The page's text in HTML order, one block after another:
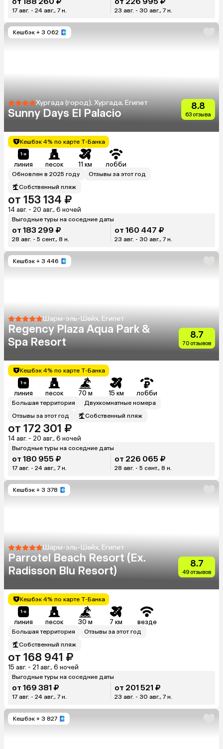
17 авг. - 24 авг., 7 н. 23 авг. - 30 авг., 7 н.
Кешбэк + 3 062
Хургада (город), Хургада, Египет
Sunny Days El Palacio
8.8
63 отзыва
Кешбэк 4% по карте Т-Банка
линия песок 11 км лобби
Обновлен в 2025 году
Отзывы за этот год
Собственный пляж
от 153 134 ₽
14 авг. - 20 авг., 6 ночей
Выгодные туры на соседние даты
от 183 299 ₽
28 авг. - 5 сент., 8 н.
от 160 447 ₽
23 авг. - 30 авг., 7 н.
Кешбэк + 3 446
Шарм-эль-Шейх, Египет
Regency Plaza Aqua Park &
Spa Resort
8.7
70 отзывов
Кешбэк 4% по карте Т-Банка
линия песок 70 м 15 км лобби
Большая территория
Двухкомнатные номера
Отзывы за этот год
Собственный пляж
от 172 301 ₽
14 авг. - 20 авг., 6 ночей
Выгодные туры на соседние даты
от 180 955 ₽
17 авг. - 24 авг., 7 н.
от 226 065 ₽
28 авг. - 5 сент., 8 н.
Кешбэк + 3 378
Шарм-эль-Шейх, Египет
Parrotel Beach Resort (Ex.
Radisson Blu Resort)
8.7
49 отзывов
Кешбэк 4% по карте Т-Банка
линия песок 30 м 7 км везде
Большая территория
Отзывы за этот год
Собственный пляж
от 168 941 ₽
15 авг. - 21 авг., 6 ночей
Выгодные туры на соседние даты
от 169 381 ₽
17 авг. - 24 авг., 7 н.
от 201 521 ₽
23 авг. - 30 авг., 7 н.
Кешбэк + 3 827